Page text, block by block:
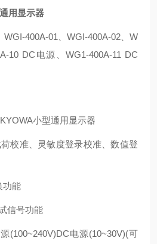
用显示器
WGI-400A-01、WGI-400A-02、W
10 DC电源、WG1-400A-11 DC
校准、灵敏度登录校准、数值登
功能
信号功能
(100~240V)DC电源(10~30V)(可